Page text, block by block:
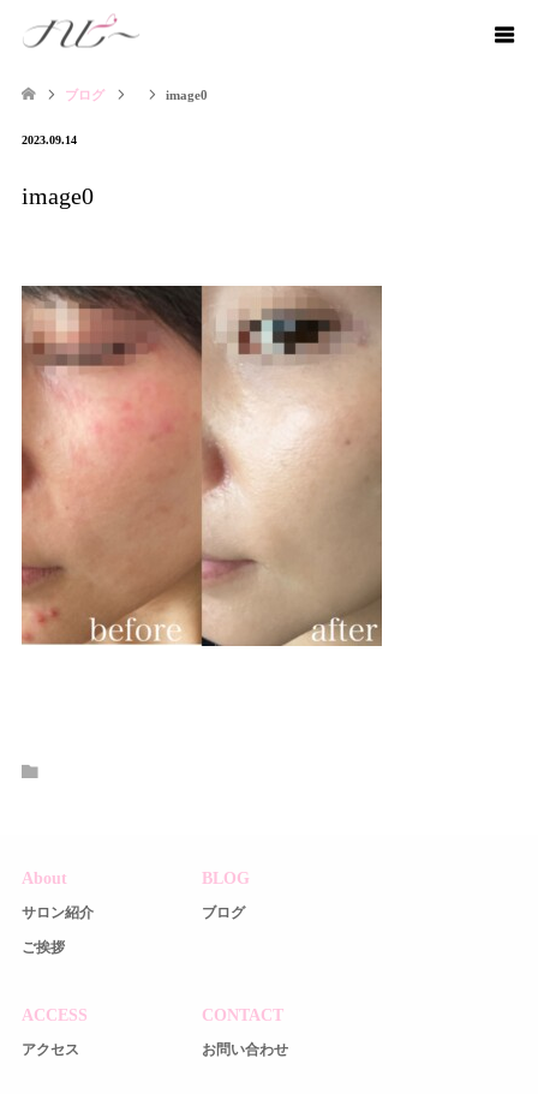
ブログ image0
2023.09.14
image0
About
サロン紹介
ご挨拶
BLOG
ブログ
ACCESS
アクセス
CONTACT
お問い合わせ